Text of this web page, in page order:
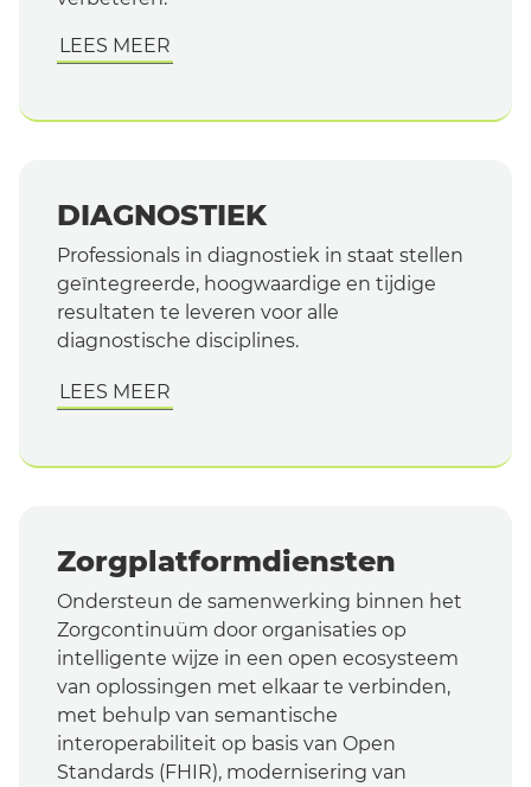
Nederland
LEES MEER
DIAGNOSTIEK
Professionals in diagnostiek in staat stellen
geïntegreerde, hoogwaardige en tijdige
resultaten te leveren voor alle
diagnostische disciplines.
LEES MEER
Zorgplatformdiensten
Ondersteun de samenwerking binnen het
Zorgcontinuüm door organisaties op
intelligente wijze in een open ecosysteem
van oplossingen met elkaar te verbinden,
met behulp van semantische
interoperabiliteit op basis van Open
Standards (FHIR), modernisering van